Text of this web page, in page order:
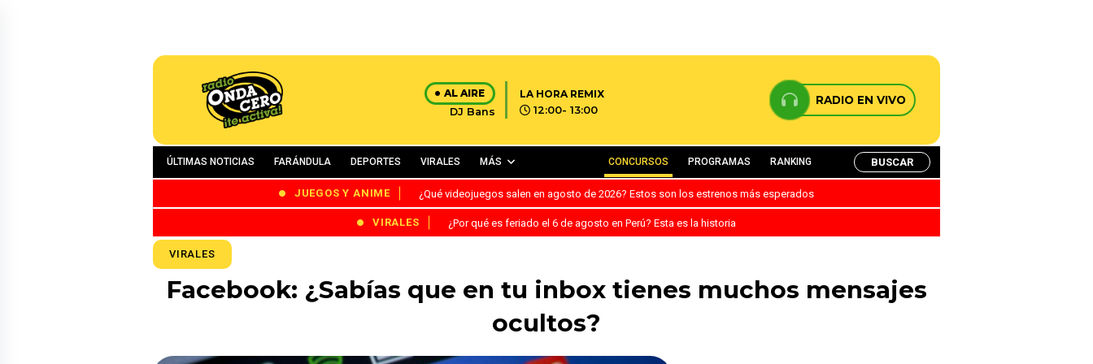
AL AIRE
DJ Bans
LA HORA REMIX
12:00- 13:00
RADIO EN VIVO
ÚLTIMAS NOTICIAS FARÁNDULA DEPORTES VIRALES MÁS CONCURSOS PROGRAMAS RANKING BUSCAR
JUEGOS Y ANIME ¿Qué videojuegos salen en agosto de 2026? Estos son los estrenos más esperados
VIRALES ¿Por qué es feriado el 6 de agosto en Perú? Esta es la historia
VIRALES
Facebook: ¿Sabías que en tu inbox tienes muchos mensajes
ocultos?